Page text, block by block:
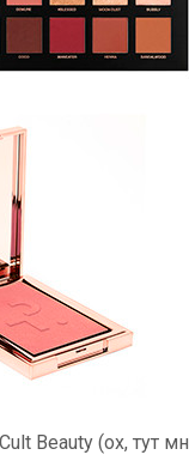
Beauty (ох, тут